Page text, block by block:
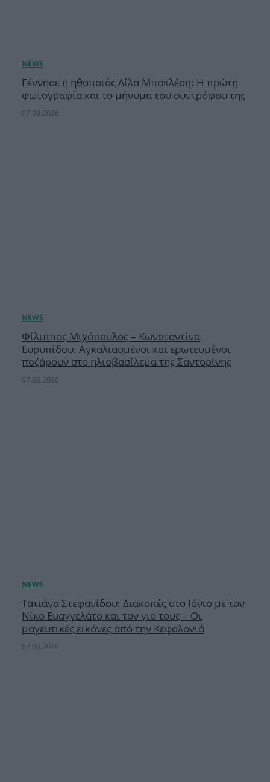
Γέννησε η ηθοποιός Λίλα Μπακλέση: Η πρώτη
φωτογραφία και το μήνυμα του συντρόφου της
07.08.2026
Φίλιππος Μιχόπουλος – Κωνσταντίνα
Ευρυπίδου: Αγκαλιασμένοι και ερωτευμένοι
ποζάρουν στο ηλιοβασίλεμα της Σαντορίνης
07.08.2026
Τατιάνα Στεφανίδου: Διακοπές στο Ιόνιο με τον
Νίκο Ευαγγελάτο και τον γιο τους – Οι
μαγευτικές εικόνες από την Κεφαλονιά
07.08.2026